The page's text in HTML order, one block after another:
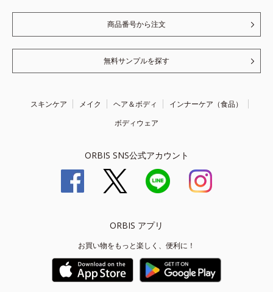
商品番号から注文
無料サンプルを探す
スキンケア メイク ヘア＆ボディ
インナーケア（食品）
ボディウェア
ORBIS SNS公式アカウント
ORBIS アプリ
お買い物をもっと楽しく、便利に！